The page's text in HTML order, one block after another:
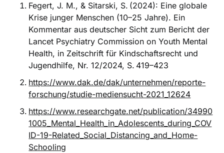
Fegert, J. M., & Sitarski, S. (2024): Eine globale
Krise junger Menschen (10–25 Jahre). Ein
Kommentar aus deutscher Sicht zum Bericht der
Lancet Psychiatry Commission on Youth Mental
Health, in Zeitschrift für Kindschaftsrecht und
Jugendhilfe, Nr. 12/2024, S. 419–423
https://www.dak.de/dak/unternehmen/reporte-
forschung/studie-mediensucht-2021_12624
https://www.researchgate.net/publication/34990
1005_Mental_Health_in_Adolescents_during_COV
ID-19-Related_Social_Distancing_and_Home-
Schooling